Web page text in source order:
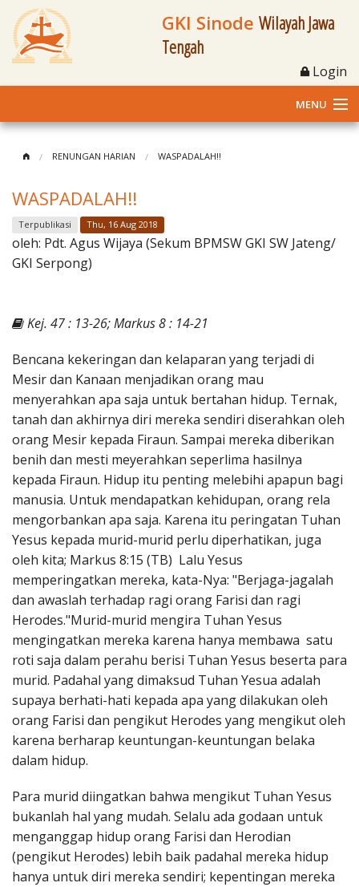
GKI Sinode Wilayah Jawa
Tengah
Login
MENU
Klasis dan Jemaat
Berita Kegiatan
Materi
Penerbitan
RENUNGAN HARIAN WASPADALAH!!
WASPADALAH!!
Terpublikasi Thu, 16 Aug 2018
oleh: Pdt. Agus Wijaya (Sekum BPMSW GKI SW Jateng/
GKI Serpong)
Kej. 47 : 13-26; Markus 8 : 14-21
Bencana kekeringan dan kelaparan yang terjadi di
Mesir dan Kanaan menjadikan orang mau
menyerahkan apa saja untuk bertahan hidup. Ternak,
tanah dan akhirnya diri mereka sendiri diserahkan oleh
orang Mesir kepada Firaun. Sampai mereka diberikan
benih dan mesti meyerahkan seperlima hasilnya
kepada Firaun. Hidup itu penting melebihi apapun bagi
manusia. Untuk mendapatkan kehidupan, orang rela
mengorbankan apa saja. Karena itu peringatan Tuhan
Yesus kepada murid-murid perlu diperhatikan, juga
oleh kita; Markus 8:15 (TB) Lalu Yesus
memperingatkan mereka, kata-Nya: "Berjaga-jagalah
dan awaslah terhadap ragi orang Farisi dan ragi
Herodes."Murid-murid mengira Tuhan Yesus
mengingatkan mereka karena hanya membawa satu
roti saja dalam perahu berisi Tuhan Yesus beserta para
murid. Padahal yang dimaksud Tuhan Yesua adalah
supaya berhati-hati kepada apa yang dilakukan oleh
orang Farisi dan pengikut Herodes yang mengikut oleh
karena berharap keuntungan-keuntungan belaka
dalam hidup.
Para murid diingatkan bahwa mengikut Tuhan Yesus
bukanlah hal yang mudah. Selalu ada godaan untuk
menganggap hidup orang Farisi dan Herodian
(pengikut Herodes) lebih baik padahal mereka hidup
hanya untuk diri mereka sendiri; kepentingan mereka